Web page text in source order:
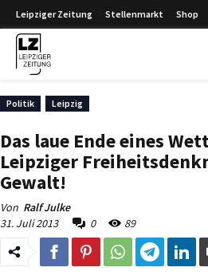
Leipziger Zeitung Stellenmarkt Shop
Politik Leipzig
Das laue Ende eines
Leipziger
Gewalt!
Von Ralf Julke
31. Juli 2013
0 89